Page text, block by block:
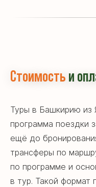
Стоимость и
Туры в Башкирию из
программа поездки
ещё до
трансферы по
по программе и
в тур. Такой формат